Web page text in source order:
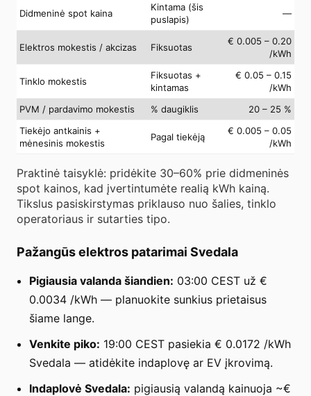
Didmeninė spot kaina
Kintama (šis
puslapis)
—
Elektros mokestis / akcizas Fiksuotas
€ 0.005 – 0.20
/kWh
Tinklo mokestis
Fiksuotas +
kintamas
€ 0.05 – 0.15
/kWh
PVM / pardavimo mokestis
% daugiklis
20 – 25 %
Tiekėjo antkainis +
mėnesinis mokestis
Pagal tiekėją
€ 0.005 – 0.05
/kWh
Praktinė taisyklė: pridėkite 30–60% prie didmeninės
spot kainos, kad įvertintumėte realią kWh kainą.
Tikslus pasiskirstymas priklauso nuo šalies, tinklo
operatoriaus ir sutarties tipo.
Pažangūs elektros patarimai Svedala
Pigiausia valanda šiandien: 03:00 CEST už €
0.0034 /kWh — planuokite sunkius prietaisus
šiame lange.
Venkite piko: 19:00 CEST pasiekia € 0.0172 /kWh
Svedala — atidėkite indaplovę ar EV įkrovimą.
Indaplovė Svedala: pigiausią valandą kainuoja ~€